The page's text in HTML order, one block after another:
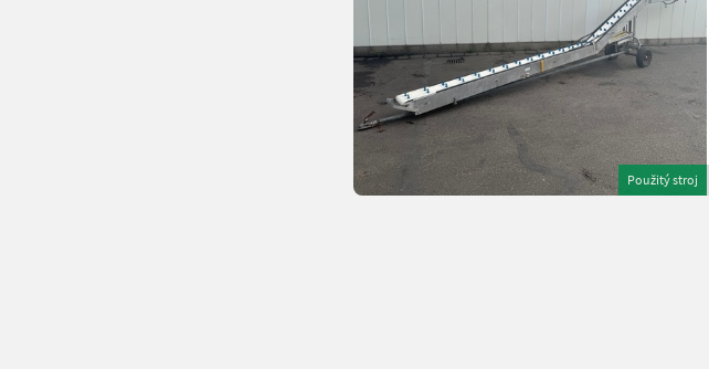
Použitý stroj